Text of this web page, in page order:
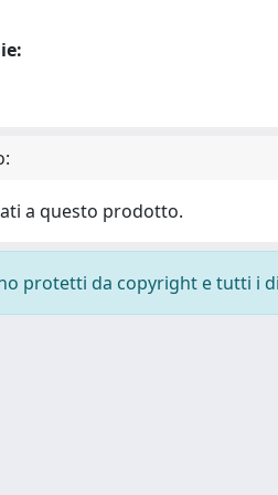
a questo prodotto.
protetti da copyright e tutti i